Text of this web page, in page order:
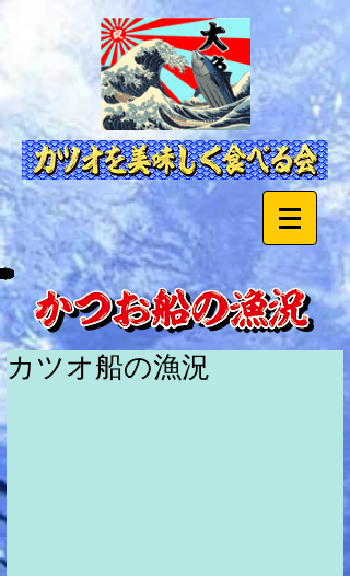
カツオ船の漁況